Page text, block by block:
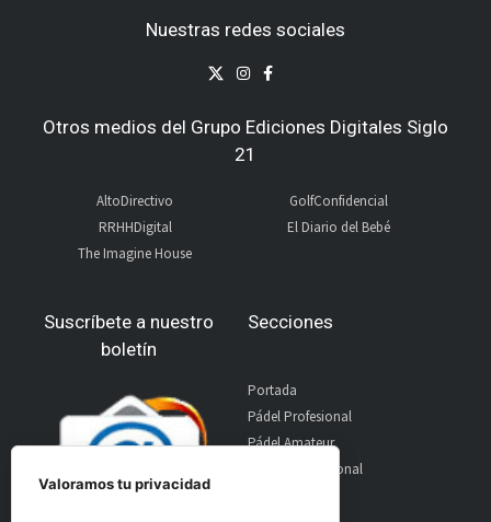
Nuestras redes sociales
Otros medios del Grupo Ediciones Digitales Siglo
21
AltoDirectivo
RRHHDigital
The Imagine House
GolfConfidencial
El Diario del Bebé
Suscríbete a nuestro
boletín
Secciones
Portada
Pádel Profesional
Pádel Amateur
Pádel Internacional
Valoramos tu privacidad